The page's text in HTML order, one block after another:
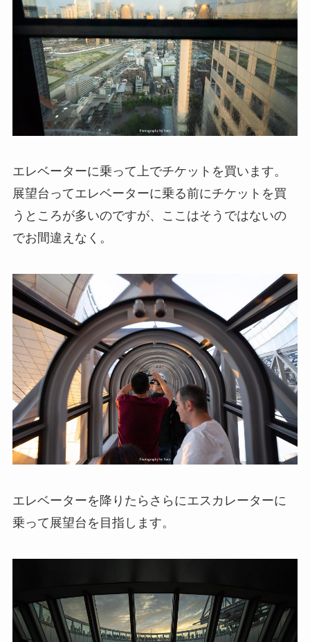
エレベーターに乗って上でチケットを買います。
展望台ってエレベーターに乗る前にチケットを買
うところが多いのですが、ここはそうではないの
でお間違えなく。
エレベーターを降りたらさらにエスカレーターに
乗って展望台を目指します。